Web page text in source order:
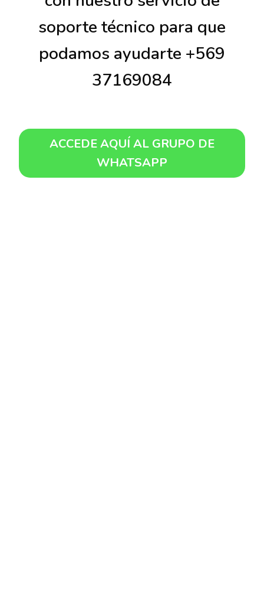
soporte técnico para que
podamos ayudarte +569
37169084
ACCEDE AQUÍ AL GRUPO DE
WHATSAPP